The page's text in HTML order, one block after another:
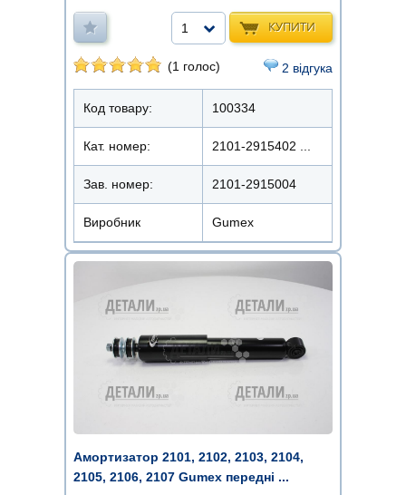
КУПИТИ
1
(1 голос) 2 відгука
Код товару: 100334
Кат. номер: 2101-2915402 ...
Зав. номер: 2101-2915004
Виробник Gumex
Амортизатор 2101, 2102, 2103, 2104,
2105, 2106, 2107 Gumex передні ...